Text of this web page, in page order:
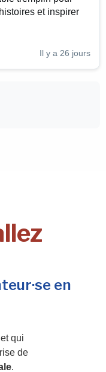
et inspirer
Il y a 26 jours
en
qui
de
.